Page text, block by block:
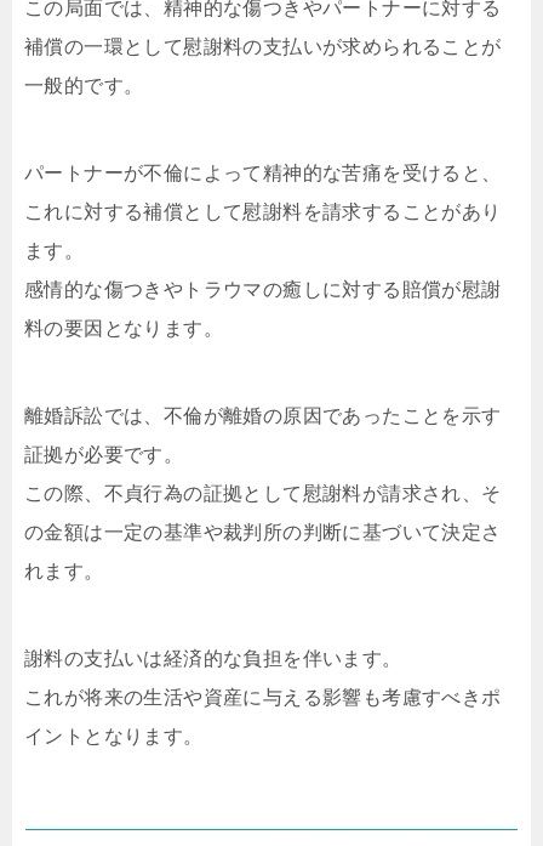
この局面では、精神的な傷つきやパートナーに対する
補償の一環として慰謝料の支払いが求められることが
一般的です。
パートナーが不倫によって精神的な苦痛を受けると、
これに対する補償として慰謝料を請求することがあり
ます。
感情的な傷つきやトラウマの癒しに対する賠償が慰謝
料の要因となります。
離婚訴訟では、不倫が離婚の原因であったことを示す
証拠が必要です。
この際、不貞行為の証拠として慰謝料が請求され、そ
の金額は一定の基準や裁判所の判断に基づいて決定さ
れます。
謝料の支払いは経済的な負担を伴います。
これが将来の生活や資産に与える影響も考慮すべきポ
イントとなります。